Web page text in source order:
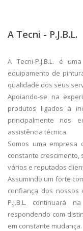
A Tecni - P.J.B.L.
A Tecni-P.J.B.L. é
equipamento de
qualidade dos seus
Apoiando-se na
produtos ligados à
principalmente nos
assistência técnica.
Somos uma
constante
vários e reputados
Assumindo um forte
confiança dos nossos
P.J.B.L. continuará
respondendo com
em constante mudança.